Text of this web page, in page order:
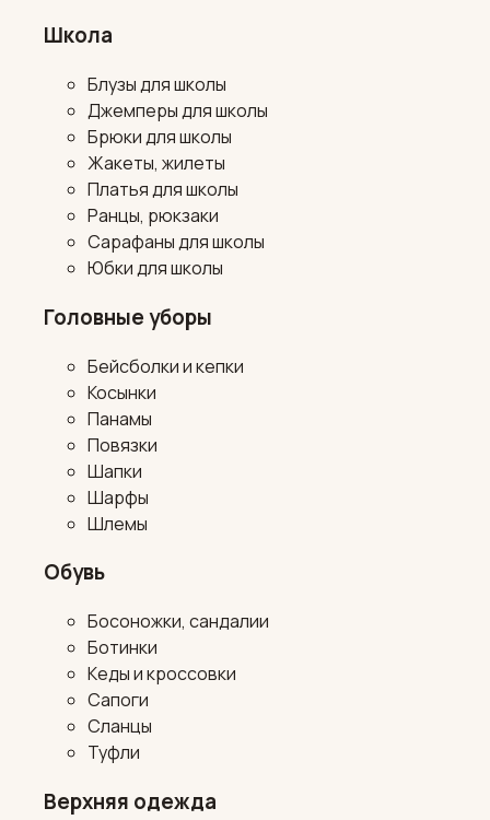
Школа
Блузы для школы
Джемперы для школы
Брюки для школы
Жакеты, жилеты
Платья для школы
Ранцы, рюкзаки
Сарафаны для школы
Юбки для школы
Головные уборы
Бейсболки и кепки
Косынки
Панамы
Повязки
Шапки
Шарфы
Шлемы
Обувь
Босоножки, сандалии
Ботинки
Кеды и кроссовки
Сапоги
Сланцы
Туфли
Верхняя одежда